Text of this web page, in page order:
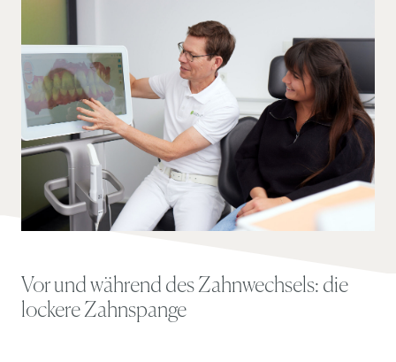
Vor und während des Zahnwechsels: die
lockere Zahnspange